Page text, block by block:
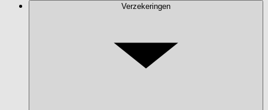
Verzekeringen